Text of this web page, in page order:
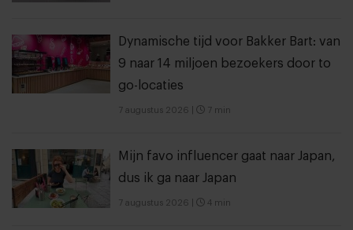
Dynamische tijd voor Bakker Bart: van
9 naar 14 miljoen bezoekers door to
go-locaties
7 augustus 2026 7 min
Mijn favo influencer gaat naar Japan,
dus ik ga naar Japan
7 augustus 2026 4 min